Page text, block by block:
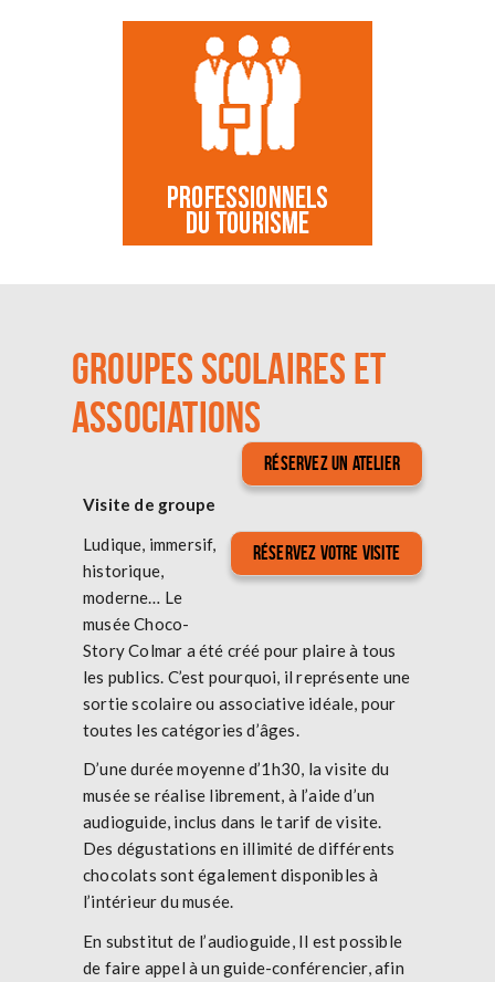
GROUPES SCOLAIRES ET
ASSOCIATIONS
Réservez un atelier
Réservez votre visite
Visite de groupe
Ludique, immersif,
historique,
moderne… Le
musée Choco-
Story Colmar a été créé pour plaire à tous
les publics. C’est pourquoi, il représente une
sortie scolaire ou associative idéale, pour
toutes les catégories d’âges.
D’une durée moyenne d’1h30, la visite du
musée se réalise librement, à l’aide d’un
audioguide, inclus dans le tarif de visite.
Des dégustations en illimité de différents
chocolats sont également disponibles à
l’intérieur du musée.
En substitut de l’audioguide, Il est possible
de faire appel à un guide-conférencier, afin